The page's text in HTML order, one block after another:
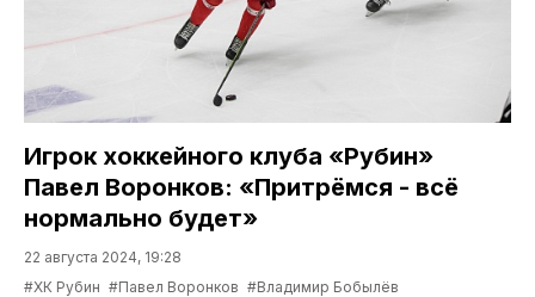
Игрок хоккейного клуба «Рубин»
Павел Воронков: «Притрёмся - всё
нормально будет»
22 августа 2024, 19:28
#ХК Рубин #Павел Воронков #Владимир Бобылёв